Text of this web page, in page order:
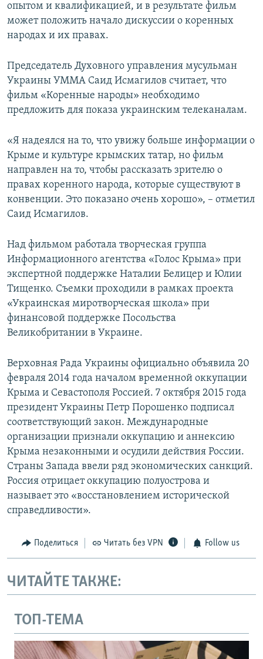
опытом и квалификацией, и в результате фильм
может положить начало дискуссии о коренных
народах и их правах.
Председатель Духовного управления мусульман
Украины УММА Саид Исмагилов считает, что
фильм «Коренные народы» необходимо
предложить для показа украинским телеканалам.
«Я надеялся на то, что увижу больше информации о
Крыме и культуре крымских татар, но фильм
направлен на то, чтобы рассказать зрителю о
правах коренного народа, которые существуют в
конвенции. Это показано очень хорошо», – отметил
Саид Исмагилов.
Над фильмом работала творческая группа
Информационного агентства «Голос Крыма» при
экспертной поддержке Наталии Белицер и Юлии
Тищенко. Съемки проходили в рамках проекта
«Украинская миротворческая школа» при
финансовой поддержке Посольства
Великобритании в Украине.
Верховная Рада Украины официально объявила 20
февраля 2014 года началом временной оккупации
Крыма и Севастополя Россией. 7 октября 2015 года
президент Украины Петр Порошенко подписал
соответствующий закон. Международные
организации признали оккупацию и аннексию
Крыма незаконными и осудили действия России.
Страны Запада ввели ряд экономических санкций.
Россия отрицает оккупацию полуострова и
называет это «восстановлением исторической
справедливости».
Поделиться Читать без VPN Follow us
ЧИТАЙТЕ ТАКЖЕ:
ТОП-ТЕМА